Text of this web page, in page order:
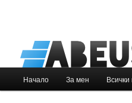
Към
Към
Начало За мен Всички